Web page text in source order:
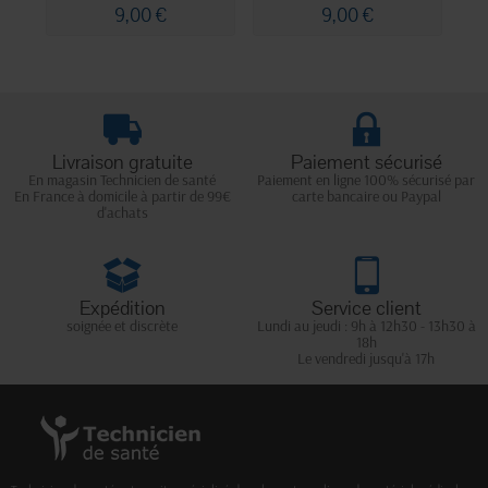
9,00 € 9,00 €
Livraison gratuite
En magasin Technicien de santé
En France à domicile à partir de 99€
d'achats
Paiement sécurisé
Paiement en ligne 100% sécurisé par
carte bancaire ou Paypal
Expédition
soignée et discrète
Service client
Lundi au jeudi : 9h à 12h30 - 13h30 à
18h
Le vendredi jusqu'à 17h